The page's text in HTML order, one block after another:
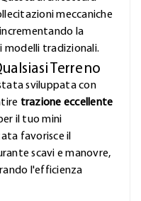
meccaniche
la
tradizionali.
Terreno
sviluppata con
trazione eccellente
il tuo mini
favorisce il
scavi e manovre,
l'efficienza